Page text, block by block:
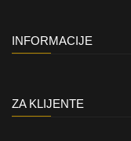
INFORMACIJE
ZA KLIJENTE